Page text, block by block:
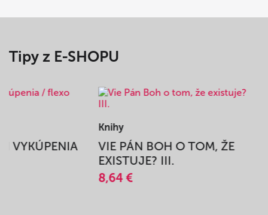
Tipy z E-SHOPU
VYKÚPENIA
Knihy
VIE PÁN BOH O TOM, ŽE
EXISTUJE? III.
8,64 €